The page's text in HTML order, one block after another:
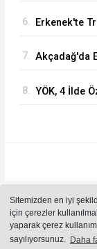
Sitemizden en iyi
için çerezler
yaparak çerez
sayılıyorsunuz. Daha
6. Erkenek'te
7. Akçadağ'da
8. YÖK, 4 İlde
Sitemizde bulunan